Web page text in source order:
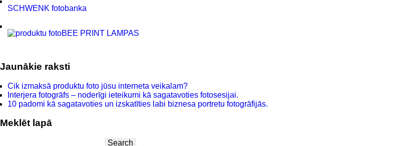
SCHWENK fotobanka
BEE PRINT LAMPAS
Jaunākie raksti
Cik izmaksā produktu foto jūsu interneta veikalam?
Interjera fotogrāfs – noderīgi ieteikumi kā sagatavoties fotosesijai.
10 padomi kā sagatavoties un izskatīties labi biznesa portretu fotogrāfijās.
Meklēt lapā
Search